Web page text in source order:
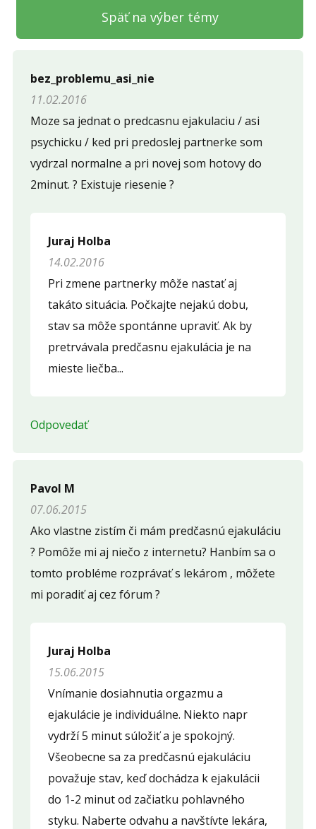
Späť na výber témy
Napíšte otázku
Meno (* )
Komentár (*)
Opíšte prvé 4 písmená zo slova "
bez_problemu_asi_nie
11.02.2016
Moze sa jednat o predcasnu ejakulaciu / asi
psychicku / ked pri predoslej partnerke som
vydrzal normalne a pri novej som hotovy do
2minut. ? Existuje riesenie ?
Juraj Holba
14.02.2016
Pri zmene partnerky môže nastať aj
takáto situácia. Počkajte nejakú dobu,
stav sa môže spontánne upraviť. Ak by
pretrvávala predčasnu ejakulácia je na
mieste liečba...
Odpovedať
Pavol M
07.06.2015
Ako vlastne zistím či mám predčasnú ejakuláciu
? Pomôže mi aj niečo z internetu? Hanbím sa o
tomto probléme rozprávať s lekárom , môžete
mi poradiť aj cez fórum ?
Juraj Holba
15.06.2015
Vnímanie dosiahnutia orgazmu a
ejakulácie je individuálne. Niekto napr
vydrží 5 minut súložiť a je spokojný.
Všeobecne sa za predčasnú ejakuláciu
považuje stav, keď dochádza k ejakulácii
do 1-2 minut od začiatku pohlavného
styku. Naberte odvahu a navštívte lekára,